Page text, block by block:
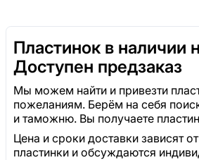
Пластинок в наличии
Доступен предзаказ
Мы можем найти и привезти
пожеланиям. Берём на себя
и таможню. Вы получаете
Цена и сроки доставки зависят
пластинки и обсуждаются